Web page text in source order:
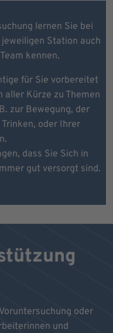
lernen Sie bei
Station auch
kennen.
für Sie vorbereitet
aller Kürze zu Themen
zur Bewegung, der
oder Ihrer
dass Sie Sich in
gut versorgt sind.
oder
und